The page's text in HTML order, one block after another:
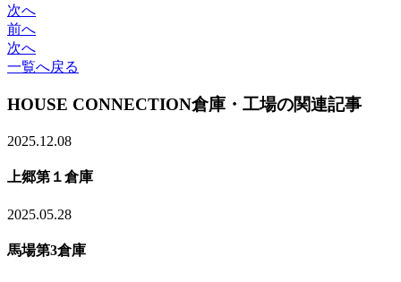
次へ
前へ
次へ
一覧へ戻る
HOUSE CONNECTION倉庫・工場の関連記事
2025.12.08
上郷第１倉庫
2025.05.28
馬場第3倉庫